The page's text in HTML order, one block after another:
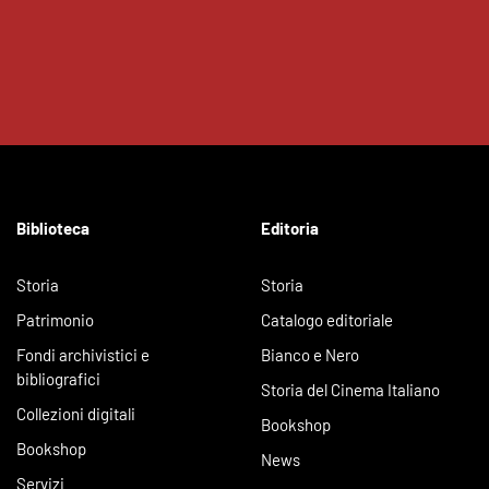
Biblioteca
Storia
Patrimonio
Fondi archivistici e
bibliografici
Collezioni digitali
Bookshop
Servizi
Editoria
Storia
Catalogo editoriale
Bianco e Nero
Storia del Cinema Italiano
Bookshop
News